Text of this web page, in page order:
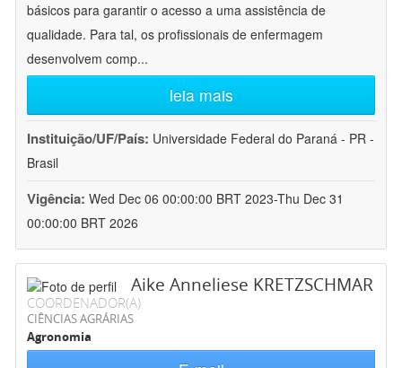
básicos para garantir o acesso a uma assistência de
qualidade. Para tal, os profissionais de enfermagem
desenvolvem comp...
leia mais
Instituição/UF/País: Universidade Federal do Paraná - PR -
Brasil
Vigência: Wed Dec 06 00:00:00 BRT 2023-Thu Dec 31
00:00:00 BRT 2026
Aike Anneliese KRETZSCHMAR
COORDENADOR(A)
CIÊNCIAS AGRÁRIAS
Agronomia